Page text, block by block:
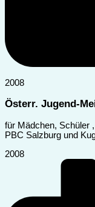
2008
Österr. Jugend-
für Mädchen, Schüler
PBC Salzburg und
2008